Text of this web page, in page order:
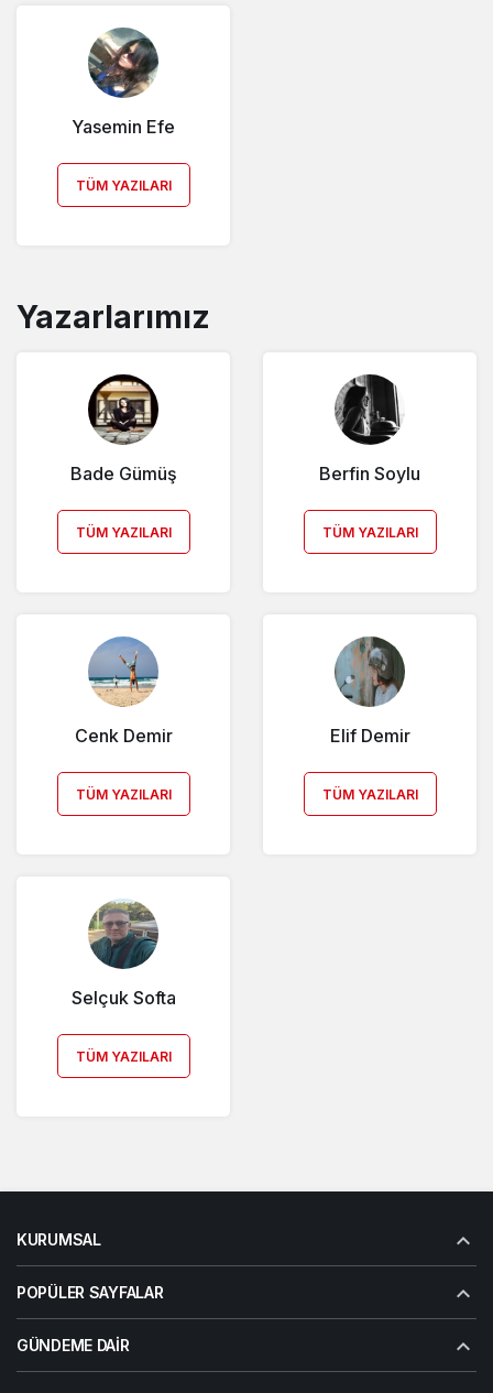
Yasemin Efe
TÜM YAZILARI
Yazarlarımız
Bade Gümüş
TÜM YAZILARI
Berfin Soylu
TÜM YAZILARI
Cenk Demir
TÜM YAZILARI
Elif Demir
TÜM YAZILARI
Selçuk Softa
TÜM YAZILARI
KURUMSAL
POPÜLER SAYFALAR
GÜNDEME DAIR